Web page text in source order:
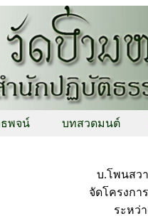
พจน์ บทสวดมนต์
บ.โพนสว
จัดโครงก
ระหว่